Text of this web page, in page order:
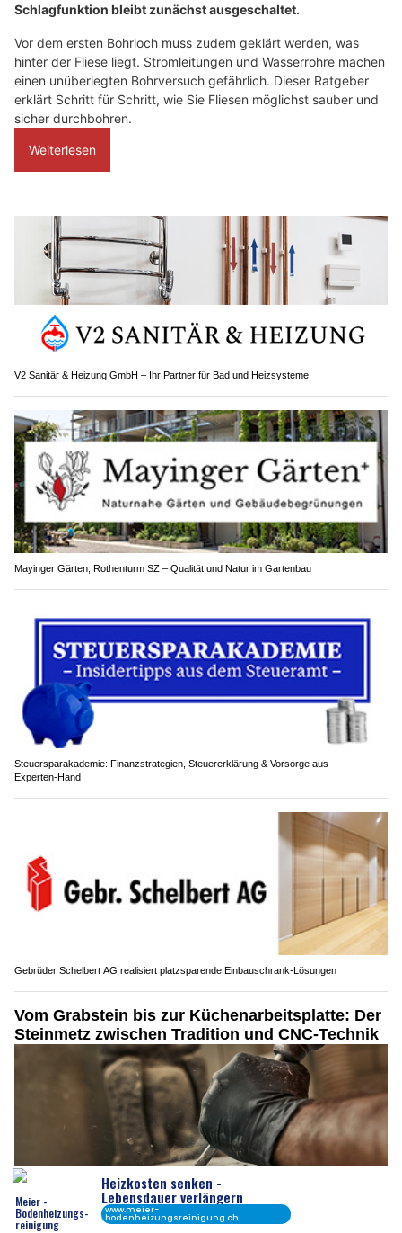
Schlagfunktion bleibt zunächst ausgeschaltet.
Vor dem ersten Bohrloch muss zudem geklärt werden, was
hinter der Fliese liegt. Stromleitungen und Wasserrohre machen
einen unüberlegten Bohrversuch gefährlich. Dieser Ratgeber
erklärt Schritt für Schritt, wie Sie Fliesen möglichst sauber und
sicher durchbohren.
Weiterlesen
V2 Sanitär & Heizung GmbH – Ihr Partner für Bad und Heizsysteme
Mayinger Gärten, Rothenturm SZ – Qualität und Natur im Gartenbau
Steuersparakademie: Finanzstrategien, Steuererklärung & Vorsorge aus
Experten‑Hand
Gebrüder Schelbert AG realisiert platzsparende Einbauschrank-Lösungen
Vom Grabstein bis zur Küchenarbeitsplatte: Der
Steinmetz zwischen Tradition und CNC-Technik